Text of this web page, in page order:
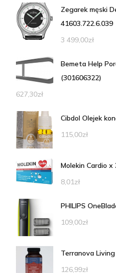
Zegarek męski
41603.722.6.039
3 499,00zł
Bemeta Help
(301606322)
627,30zł
Cibdol Olejek
115,00zł
Molekin Cardio
8,01zł
PHILIPS
109,00zł
Terranova
126,99zł